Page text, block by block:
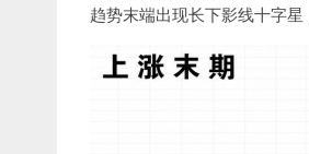
趋势末端出现长下影线十字